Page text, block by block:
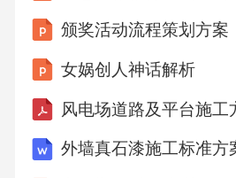
机制：带状疱疹疫苗通过预
低慢性炎症负担，减少由病
低度炎症，从而影响"炎性衰
接种后炎症水平显著降低（
7），这与衰老相关的生物学
颁奖活动流程策划方案
女娲创人神话解析
风电场道路及平台施工
外墙真石漆施工标准方